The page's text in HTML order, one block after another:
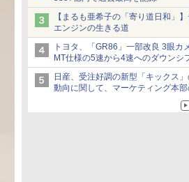
【まるも亜希子の「寄り道日和」
エンジンの生きる道
トヨタ、「GR86」一部改良 3眼カ
MT仕様の5速から4速へのダウンシ
作性向上など
日産、受注好調の新型「キックス
動向に関して、マーケティング本